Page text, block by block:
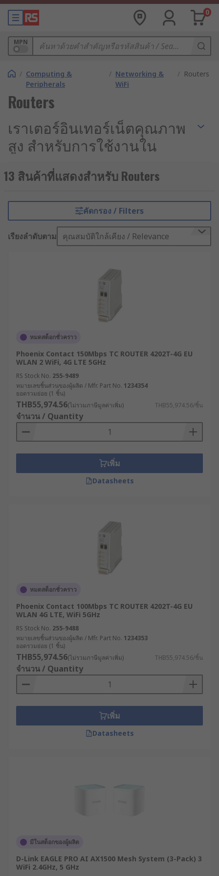
0
MPN
/ Computing &
Peripherals
/ Networking &
WiFi
/ Routers
Routers
เราเตอร์อินเทอร์เน็ตคุณภาพ
สูง สำหรับการใช้งานใน
อุตสาหกรรม
และการสื่อสารแบบเครื่องสู่เครื่อง (M2M
Communication) กลายเป็นหัวใจหลักของการดำเนิน
งานภาคอุตสาหกรรม ระบบเครือข่ายจึงต้องมีความ
เสถียร ปลอดภัย และพร้อมใช้งานตลอดเวลา “เราเตอร์
อินเทอร์เน็ต (Internet Router)” ที่ใช้งานในโรงงานจึง
แวดล้อมที่ต่างกัน ความต้องการที่เฉพาะทาง และ
ความสำคัญของข้อมูลที่ไหลเวียนในระบบต้องการ
อุปกรณ์ที่เชื่อถือได้ในระดับอุตสาหกรรม
เราเตอร์อินเทอร์เน็ตคืออะไร
เราเตอร์อินเทอร์เน็ต หรือโมเด็มเราเตอร์ คืออุปกรณ์
เครือข่ายที่ช่วยให้เครื่องมือภายในอาคารสามารถ
เชื่อมต่อกับอินเทอร์เน็ตได้ โดยโมเด็มเราเตอร์จะรวม
ฟังก์ชันของโมเด็มและเราเตอร์ไว้ในอุปกรณ์เดียวกัน
โมเด็มทำหน้าที่รับบริการอินเทอร์เน็ตจากผู้ให้บริการ
เข้ามายังบ้านหรือสำนักงาน จากนั้นข้อมูลจะถูกส่งต่อ
ไปยังเราเตอร์ ซึ่งจะกระจายสัญญาณอินเทอร์เน็ตให้แก่
อุปกรณ์ WiFi ต่าง ๆ เช่น แล็ปท็อปหรือสมาร์ตโฟน การ
เชื่อมต่ออินเทอร์เน็ตนี้ประกอบด้วยข้อมูลแพ็กเก็ต เช่น
อีเมลหรือหน้าเว็บไซต์ ซึ่งมี IP Address ระบุปลายทาง
ของข้อมูลให้เราเตอร์ทราบ
ภายในเครือข่าย, วางเส้นทางของข้อมูล, ควบคุมความ
ปลอดภัยของระบบด้วย Firewall หรือ VPN และแบ่ง
เครือข่ายย่อย (Segmenting) เพื่อเพิ่มความปลอดภัย
ใช้เพียงเพื่อส่งต่อ IP แพ็กเก็ตระหว่างคอมพิวเตอร์กับ
อินเทอร์เน็ต แต่ในธุรกิจขนาดใหญ่จะต้องใช้เราเตอร์
ระดับองค์กรที่มีความสามารถมากกว่า เพื่อส่งข้อมูลไป
ในพื้นที่กว้างหรือ WAN (Wide Area Network) ซึ่ง
ข้อมูลอาจต้องผ่านเราเตอร์หลายตัวก่อนถึงปลายทาง
IP สุดท้าย
หลักการทำงานของเราเตอร์
อินเทอร์เน็ต
เราเตอร์กระจายสัญญาณ WiFi ทำงานด้วยหลักการ
สำคัญที่เรียกว่า "การค้นหาเส้นทาง" (Routing) ซึ่ง
เป็นกระบวนการตัดสินใจเลือกเส้นทางที่เหมาะสมที่สุด
พิจารณาปัจจัยต่าง ๆ เช่น จำนวนเครือข่ายที่ต้องผ่าน
(Hop Count) ความเร็วของเส้นทาง หรือสถานะของ
เส้นทางนั้น ๆ ว่ายังทำงานได้ดีหรือไม่
13 สินค้าที่แสดงสำหรับ Routers
คัดกรอง / Filters
เรียงลำดับตาม คุณสมบัติใกล้เคียง / Relevance
หมดสต็อกชั่วคราว
Phoenix Contact 150Mbps TC ROUTER 4202T-4G EU
WLAN 2 WiFi, 4G LTE 5GHz
RS Stock No. 255-9489
หมายเลขชิ้นส่วนของผู้ผลิต / Mfr. Part No. 1234354
ยอดรวมย่อย (1 ชิ้น)
THB55,974.56(ไม่รวมภาษีมูลค่าเพิ่ม) THB55,974.56/ชิ้น
จำนวน / Quantity
เพิ่ม
Datasheets
หมดสต็อกชั่วคราว
Phoenix Contact 100Mbps TC ROUTER 4202T-4G EU
WLAN 4G LTE, WiFi 5GHz
RS Stock No. 255-9488
หมายเลขชิ้นส่วนของผู้ผลิต / Mfr. Part No. 1234353
ยอดรวมย่อย (1 ชิ้น)
THB55,974.56(ไม่รวมภาษีมูลค่าเพิ่ม) THB55,974.56/ชิ้น
จำนวน / Quantity
เพิ่ม
Datasheets
มีในสต็อกของผู้ผลิต
D-Link EAGLE PRO AI AX1500 Mesh System (3-Pack) 3
WiFi 2.4GHz, 5 GHz